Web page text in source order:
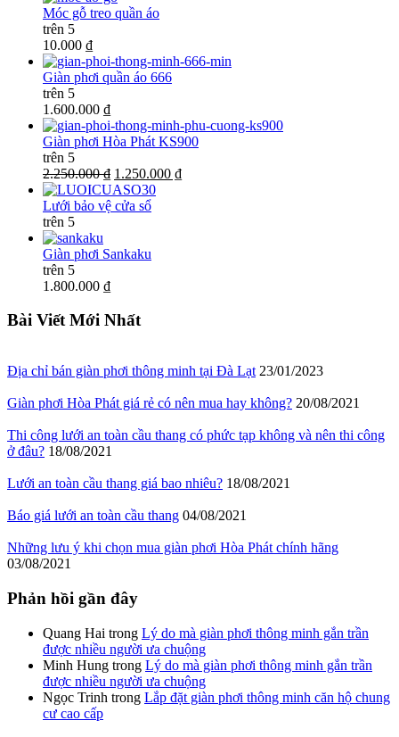
Móc gỗ treo quần áo
trên 5
10.000 ₫
Giàn phơi quần áo 666
trên 5
1.600.000 ₫
Giàn phơi Hòa Phát KS900
trên 5
2.250.000 ₫ 1.250.000 ₫
Lưới bảo vệ cửa sổ
trên 5
Giàn phơi Sankaku
trên 5
1.800.000 ₫
Bài Viết Mới Nhất
Địa chỉ bán giàn phơi thông minh tại Đà Lạt 23/01/2023
Giàn phơi Hòa Phát giá rẻ có nên mua hay không? 20/08/2021
Thi công lưới an toàn cầu thang có phức tạp không và nên thi công
ở đâu? 18/08/2021
Lưới an toàn cầu thang giá bao nhiêu? 18/08/2021
Báo giá lưới an toàn cầu thang 04/08/2021
Những lưu ý khi chọn mua giàn phơi Hòa Phát chính hãng
03/08/2021
Phản hồi gần đây
Quang Hai trong Lý do mà giàn phơi thông minh gắn trần
được nhiều người ưa chuộng
Minh Hung trong Lý do mà giàn phơi thông minh gắn trần
được nhiều người ưa chuộng
Ngọc Trinh trong Lắp đặt giàn phơi thông minh căn hộ chung
cư cao cấp